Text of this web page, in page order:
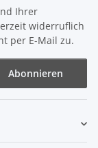
Ihrer
widerruflich
per E-Mail zu.
Abonnieren